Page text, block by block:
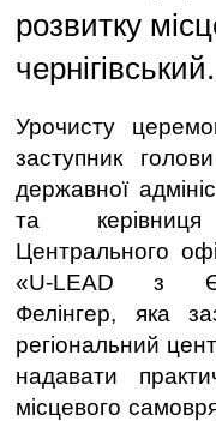
розвитку
чернігівський.
Урочисту
заступник
державної
та
Центрального
«U-LEAD з
Фелінгер, яка
регіональний
надавати
місцевого